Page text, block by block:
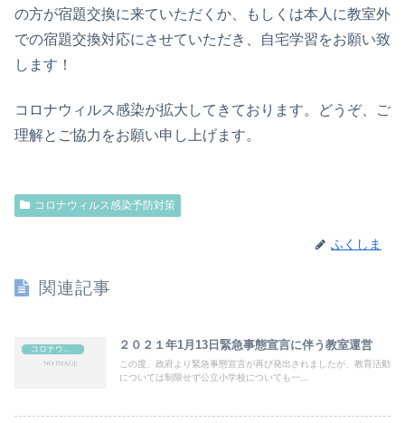
の方が宿題交換に来ていただくか、もしくは本人に教室外
での宿題交換対応にさせていただき、自宅学習をお願い致
します！
コロナウィルス感染が拡大してきております。どうぞ、ご
理解とご協力をお願い申し上げます。
コロナウィルス感染予防対策
ふくしま
関連記事
コロナウィルス感染予防対策 ２０２１年1月13日緊急事態宣言に伴う教室運営
この度、政府より緊急事態宣言が再び発出されましたが、教育活動
については制限せず公立小学校についても一...